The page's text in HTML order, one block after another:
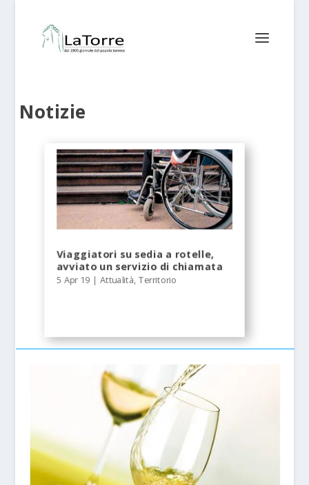
Notizie
Viaggiatori su sedia a rotelle,
avviato un servizio di chiamata
5 Apr 19 |Attualità ,Territorio